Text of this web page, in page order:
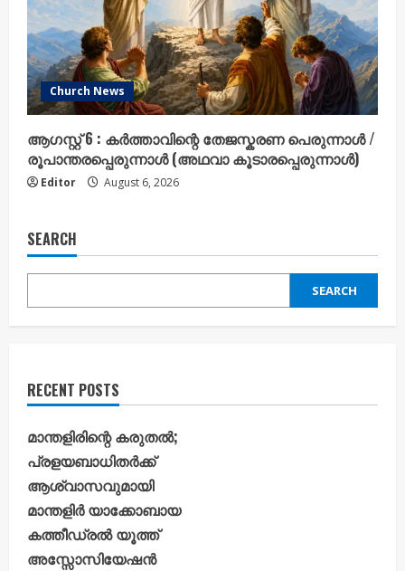
Church News
ആഗസ്റ്റ് 6 : കർത്താവിന്റെ തേജസ്കരണ പെരുന്നാൾ /
രൂപാന്തരപ്പെരുന്നാൾ (അഥവാ കൂടാരപ്പെരുന്നാൾ)
Editor August 6, 2026
SEARCH
SEARCH
RECENT POSTS
മാന്തളിരിന്റെ കരുതൽ;
പ്രളയബാധിതർക്ക്
ആശ്വാസവുമായി
മാന്തളിർ യാക്കോബായ
കത്തീഡ്രൽ യൂത്ത്
അസ്സോസിയേഷൻ